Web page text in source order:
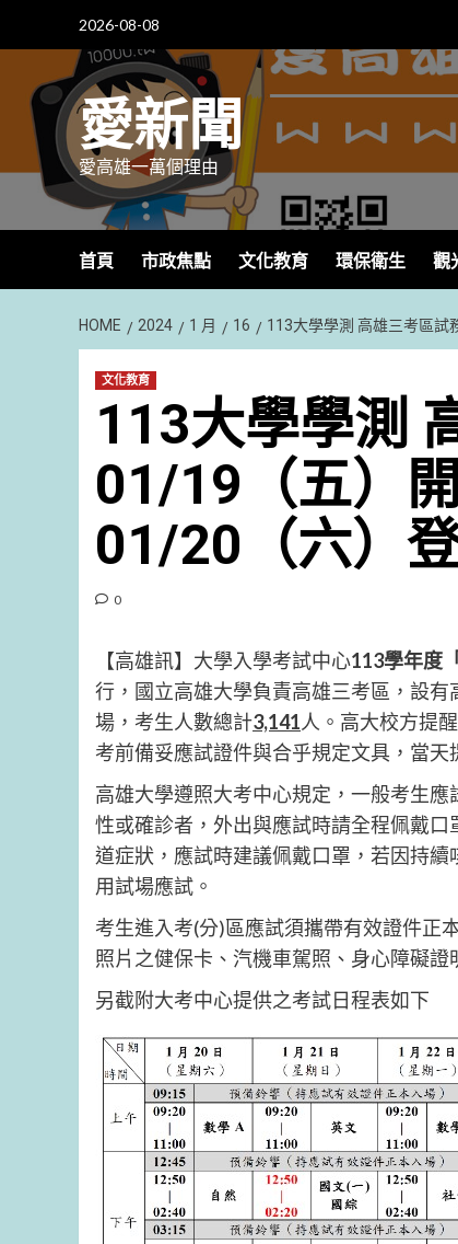
2026-08-08
愛新聞
愛高雄一萬個理由
首頁 市政焦點 文化教育 環保衛生 觀
HOME 2024 1 月 16 113大學學測 高雄三考區
文化教育
113大學學測
01/19（五）
01/20（六）
0
【高雄訊】大學入學考試中心113學年度
行，國立高雄大學負責高雄三考區，設
場，考生人數總計3,141人。高大校方提
考前備妥應試證件與合乎規定文具，當天
高雄大學遵照大考中心規定，一般考生
性或確診者，外出與應試時請全程佩戴
道症狀，應試時建議佩戴口罩，若因持
用試場應試。
考生進入考(分)區應試須攜帶有效證件正
照片之健保卡、汽機車駕照、身心障礙
另截附大考中心提供之考試日程表如下